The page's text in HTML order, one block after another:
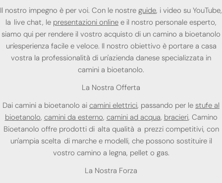
Il nostro impegno è per voi. Con le nostre guide, i video su YouTube,
la live chat, le presentazioni online e il nostro personale esperto,
siamo qui per rendere il vostro acquisto di un camino a bioetanolo
un'esperienza facile e veloce. Il nostro obiettivo è portare a casa
vostra la professionalità di un'azienda danese specializzata in
camini a bioetanolo.
La Nostra Offerta
Dai camini a bioetanolo ai camini elettrici, passando per le stufe al
bioetanolo, camini da esterno, camini ad acqua, bracieri, Camino
Bioetanolo offre prodotti di alta qualità a prezzi competitivi, con
un'ampia scelta di marche e modelli, che possono sostituire il
vostro camino a legna, pellet o gas.
La Nostra Forza